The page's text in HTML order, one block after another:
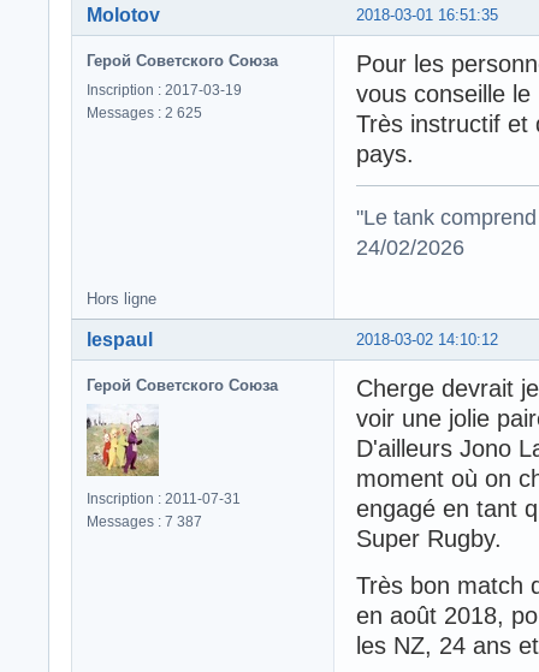
2018-03-01 16:51:35
Molotov
Герой Советского Союза
Inscription : 2017-03-19
Messages : 2 625
Pour les
vous conseille
Très instructif et
pays.
"Le tank
24/02/2026
Hors ligne
2018-03-02 14:10:12
lespaul
Герой Советского Союза
Inscription : 2011-07-31
Messages : 7 387
Cherge devrait
voir une jolie
D'ailleurs Jono
moment où on
engagé en tant
Super Rugby.
Très bon match
en août 2018,
les NZ, 24 ans